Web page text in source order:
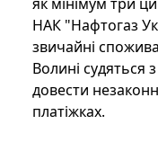
НАК "Нафтогаз
звичайні
Волині судяться
довести
платіжках.